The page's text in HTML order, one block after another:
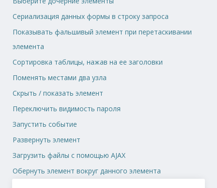
Сериализация данных формы в строку запроса
Показывать фальшивый элемент при перетаскивании
элемента
Сортировка таблицы, нажав на ее заголовки
Поменять местами два узла
Скрыть / показать элемент
Переключить видимость пароля
Запустить событие
Развернуть элемент
Загрузить файлы с помощью AJAX
Обернуть элемент вокруг данного элемента